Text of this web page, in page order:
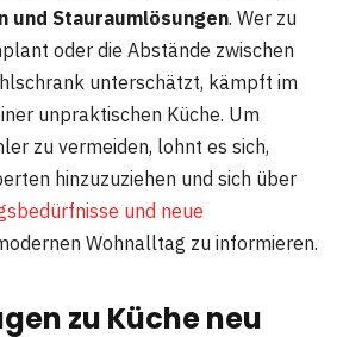
und Stauraumlösungen. Wer zu
oder die Abstände zwischen
unterschätzt, kämpft im
unpraktischen Küche. Um
zu vermeiden, lohnt es sich,
hinzuzuziehen und sich über
und neue
Wohnalltag zu informieren.
zu Küche neu